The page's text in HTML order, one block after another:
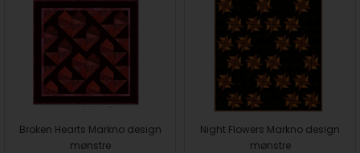
Broken Hearts Markno design
mønstre
Night Flowers Markno design
mønstre